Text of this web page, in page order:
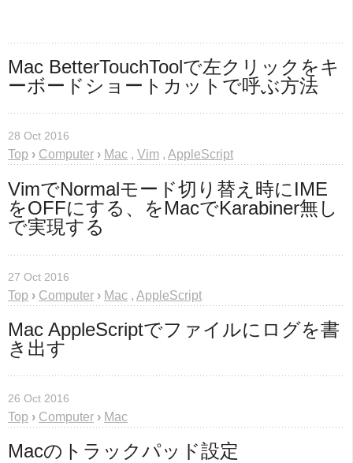
Mac BetterTouchToolで左クリックをキ
ーボードショートカットで呼ぶ方法
28 Oct 2016
Top › Computer › Mac , Vim , AppleScript
VimでNormalモード切り替え時にIME
をOFFにする、をMacでKarabiner無し
で実現する
27 Oct 2016
Top › Computer › Mac , AppleScript
Mac AppleScriptでファイルにログを書
き出す
26 Oct 2016
Top › Computer › Mac
Macのトラックパッド設定